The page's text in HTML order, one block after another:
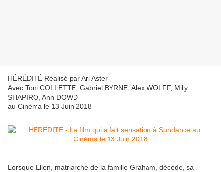
HÉRÉDITÉ Réalisé par Ari Aster
Avec Toni COLLETTE, Gabriel BYRNE, Alex WOLFF, Milly
SHAPIRO, Ann DOWD
au Cinéma le 13 Juin 2018
Lorsque Ellen, matriarche de la famille Graham, décède, sa